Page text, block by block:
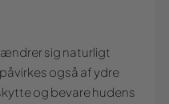
sig naturligt
også af ydre
og bevare hudens